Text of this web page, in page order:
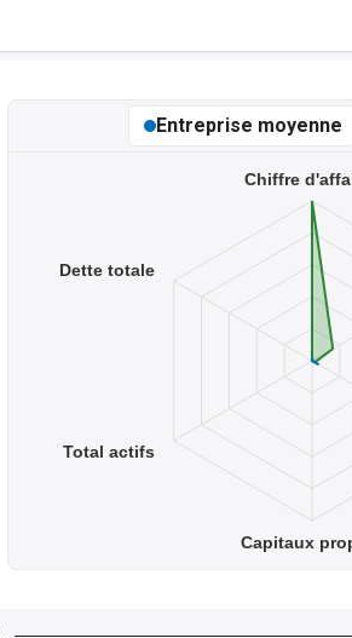
Entreprise moyenne
Chiffre
Capitaux
Total actifs
Dette totale